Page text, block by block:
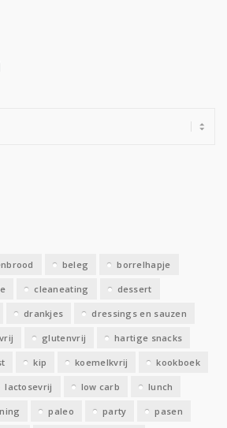
beleg borrelhapje
cleaneating dessert
drankjes dressings en sauzen
glutenvrij hartige snacks
kip koemelkvrij kookboek
lactosevrij low carb lunch
paleo party pasen